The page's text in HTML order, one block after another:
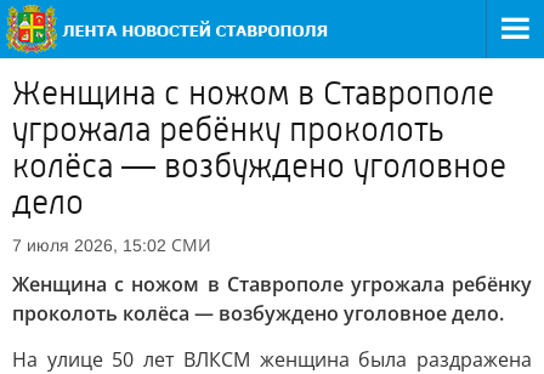
Женщина с ножом в Ставрополе
угрожала ребёнку проколоть
колёса — возбуждено уголовное
дело
7 июля 2026, 15:02 СМИ
Женщина с ножом в Ставрополе угрожала ребёнку
проколоть колёса — возбуждено уголовное дело.
На улице 50 лет ВЛКСМ женщина была раздражена